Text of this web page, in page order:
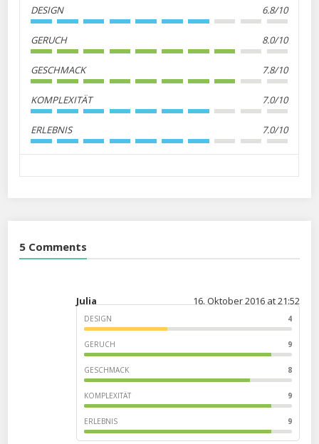
DESIGN 6.8/10
GERUCH 8.0/10
GESCHMACK 7.8/10
KOMPLEXITÄT 7.0/10
ERLEBNIS 7.0/10
5 Comments
Julia 16. Oktober 2016 at 21:52
DESIGN 4
GERUCH 9
GESCHMACK 8
KOMPLEXITÄT 9
ERLEBNIS 9